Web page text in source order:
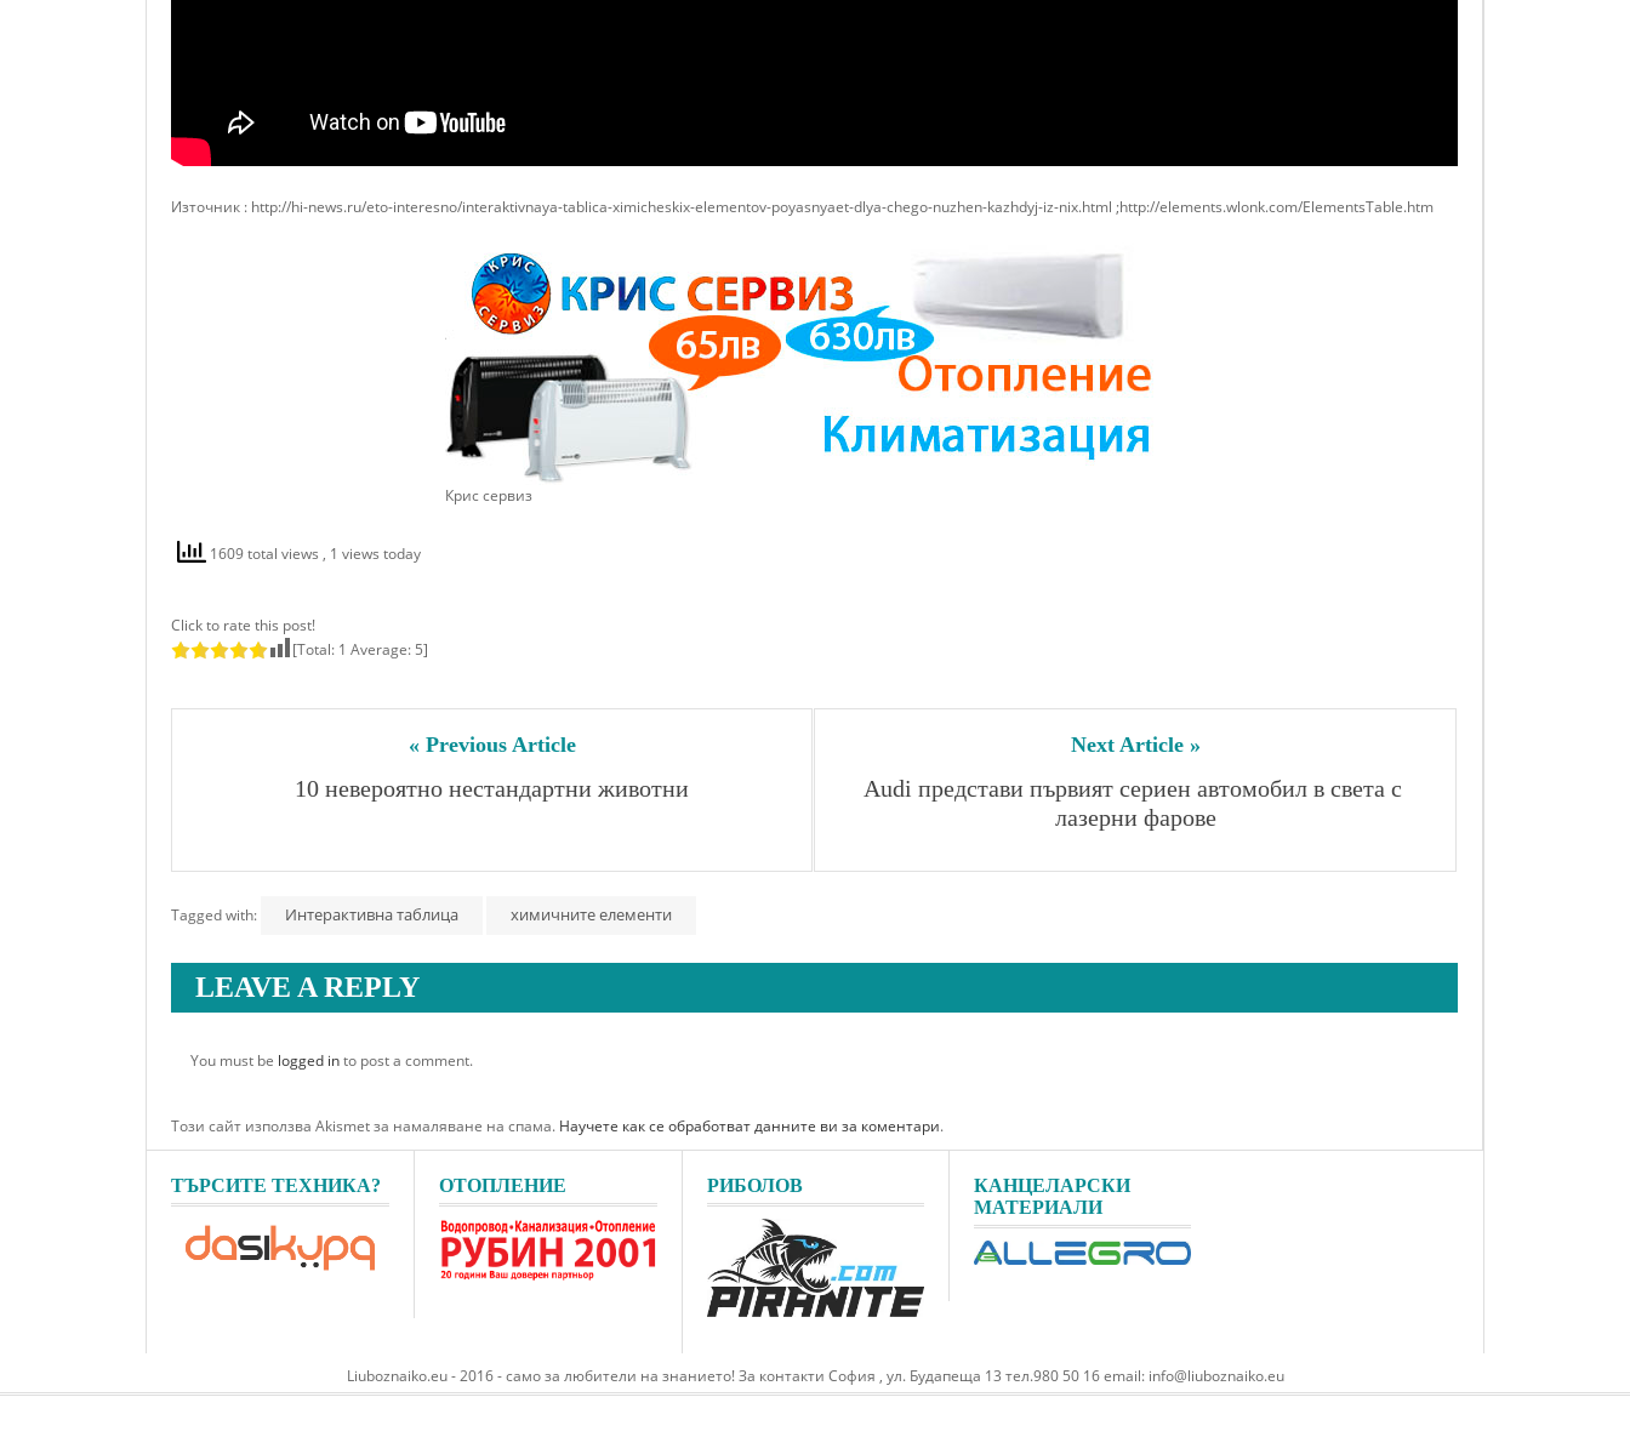
Източник : http://hi-news.ru/eto-interesno/interaktivnaya-tablica-ximicheskix-elementov-poyasnyaet-dlya-chego-nuzhen-kazhdyj-iz-nix.html ;http://elements.wlonk.com/ElementsTable.htm
Крис сервиз
1609 total views , 1 views today
Click to rate this post!
[Total: 1 Average: 5]
« Previous Article
10 невероятно нестандартни животни
Next Article »
Audi представи първият сериен автомобил в света с
лазерни фарове
Tagged with: Интерактивна таблица химичните елементи
LEAVE A REPLY
You must be logged into post a comment.
Този сайт използва Akismet за намаляване на спама. Научете как се обработват данните ви за коментари.
ТЪРСИТЕ ТЕХНИКА? ОТОПЛЕНИЕ РИБОЛОВ
КАНЦЕЛАРСКИ
МАТЕРИАЛИ
Liuboznaiko.eu - 2016 - само за любители на знанието! За контакти София , ул. Будапеща 13 тел.980 50 16 email: info@liuboznaiko.eu